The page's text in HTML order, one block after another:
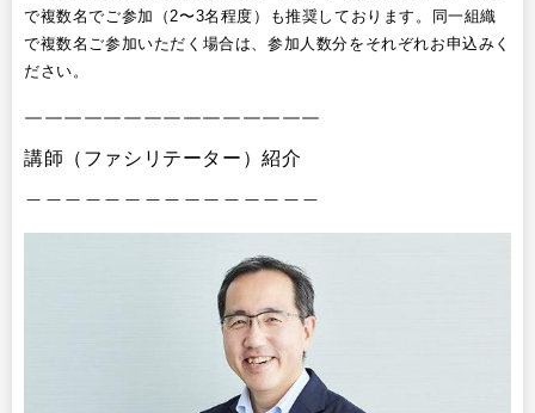
で複数名でご参加（2〜3名程度）も推奨しております。同一組織
で複数名ご参加いただく場合は、参加人数分をそれぞれお申込みく
ださい。
￣￣￣￣￣￣￣￣￣￣￣￣￣￣￣
講師（ファシリテーター）紹介